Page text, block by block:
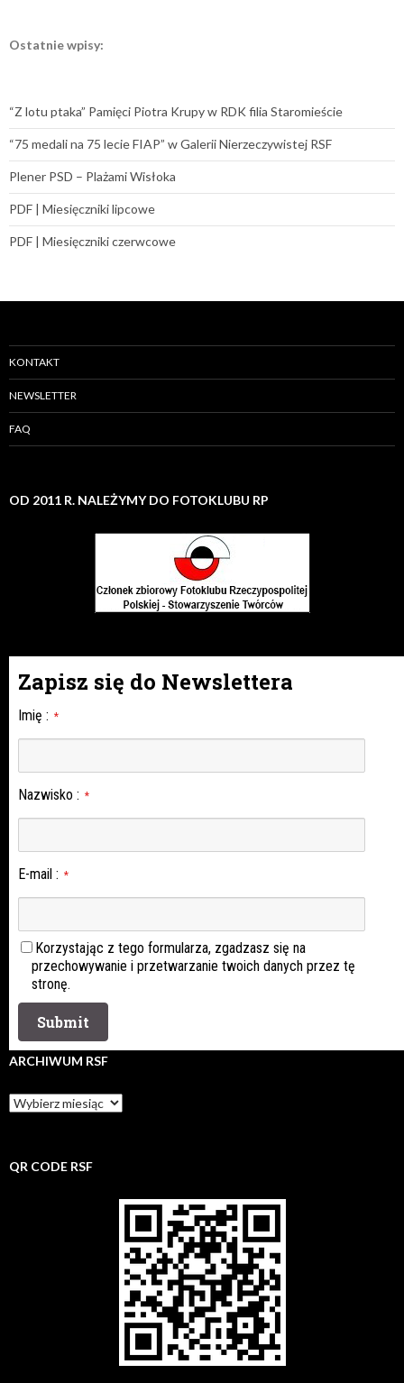
Ostatnie wpisy:
“Z lotu ptaka” Pamięci Piotra Krupy w RDK filia Staromieście
“75 medali na 75 lecie FIAP” w Galerii Nierzeczywistej RSF
Plener PSD – Plażami Wisłoka
PDF | Miesięczniki lipcowe
PDF | Miesięczniki czerwcowe
KONTAKT
NEWSLETTER
FAQ
OD 2011 R. NALEŻYMY DO FOTOKLUBU RP
Zapisz się do Newslettera
Imię : *
Nazwisko : *
E-mail : *
Korzystając z tego formularza, zgadzasz się na
przechowywanie i przetwarzanie twoich danych przez tę
stronę.
ARCHIWUM RSF
Archiwum
rsf
QR CODE RSF